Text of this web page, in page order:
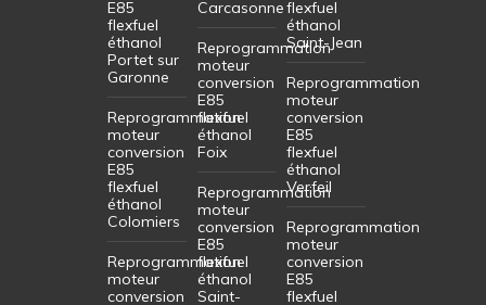
E85
flexfuel
éthanol
Portet sur
Garonne
Reprogrammation
moteur
conversion
E85
flexfuel
éthanol
Colomiers
Reprogrammation
moteur
conversion
Carcasonne
Reprogrammation
moteur
conversion
E85
flexfuel
éthanol
Foix
Reprogrammation
moteur
conversion
E85
flexfuel
éthanol
Saint-
flexfuel
éthanol
Saint-Jean
Reprogrammation
moteur
conversion
E85
flexfuel
éthanol
Verfeil
Reprogrammation
moteur
conversion
E85
flexfuel